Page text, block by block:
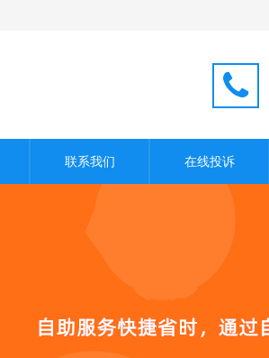
联系我们 在线投诉